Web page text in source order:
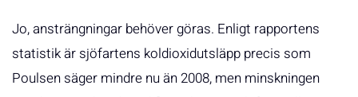
Jo, ansträngningar behöver göras. Enligt rapportens
statistik är sjöfartens koldioxidutsläpp precis som
Poulsen säger mindre nu än 2008, men minskningen